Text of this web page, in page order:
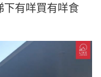
下有咩買有咩食